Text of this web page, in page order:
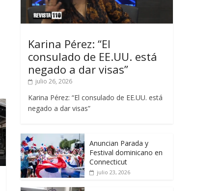
Karina Pérez: “El
consulado de EE.UU. está
negado a dar visas”
julio 26, 2026
Karina Pérez: “El consulado de EE.UU. está
negado a dar visas”
Anuncian Parada y
Festival dominicano en
Connecticut
julio 23, 2026